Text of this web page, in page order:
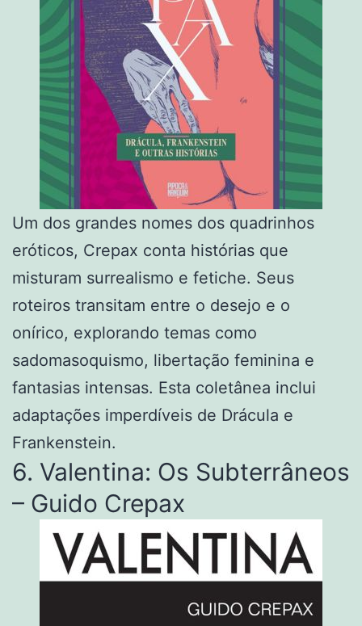
Um dos grandes nomes dos quadrinhos
eróticos, Crepax conta histórias que
misturam surrealismo e fetiche. Seus
roteiros transitam entre o desejo e o
onírico, explorando temas como
sadomasoquismo, libertação feminina e
fantasias intensas. Esta coletânea inclui
adaptações imperdíveis de Drácula e
Frankenstein.
6. Valentina: Os Subterrâneos
– Guido Crepax